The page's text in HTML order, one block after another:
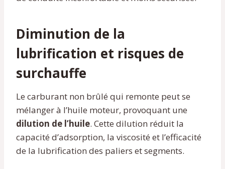
Diminution de la
lubrification et risques de
surchauffe
Le carburant non brûlé qui remonte peut se
mélanger à l’huile moteur, provoquant une
dilution de l’huile. Cette dilution réduit la
capacité d’adsorption, la viscosité et l’efficacité
de la lubrification des paliers et segments.